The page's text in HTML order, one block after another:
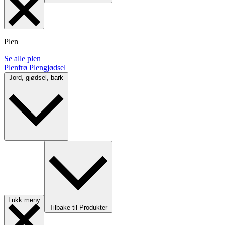
Plen
Se alle plen
Plenfrø Plengjødsel
Lukk meny
Tilbake til Produkter